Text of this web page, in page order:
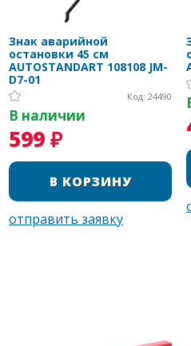
Знак аварийной
остановки 45 см
AUTOSTANDART 108108 JM-
D7-01
Код: 24490
В наличии
599 ₽